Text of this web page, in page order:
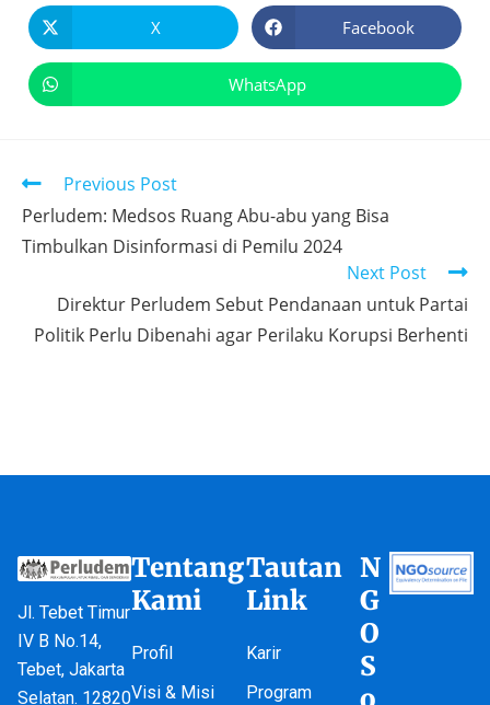
X Facebook
WhatsApp
Previous Post
Perludem: Medsos Ruang Abu-abu yang Bisa
Timbulkan Disinformasi di Pemilu 2024
Next Post
Direktur Perludem Sebut Pendanaan untuk Partai
Politik Perlu Dibenahi agar Perilaku Korupsi Berhenti
Jl. Tebet Timur
IV B No.14,
Tebet, Jakarta
Selatan. 12820
Tentang
Kami
Profil
Visi & Misi
Tautan
Link
Karir
Program
N
G
O
S